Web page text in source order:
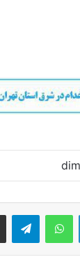
لینکداین واتس آپ